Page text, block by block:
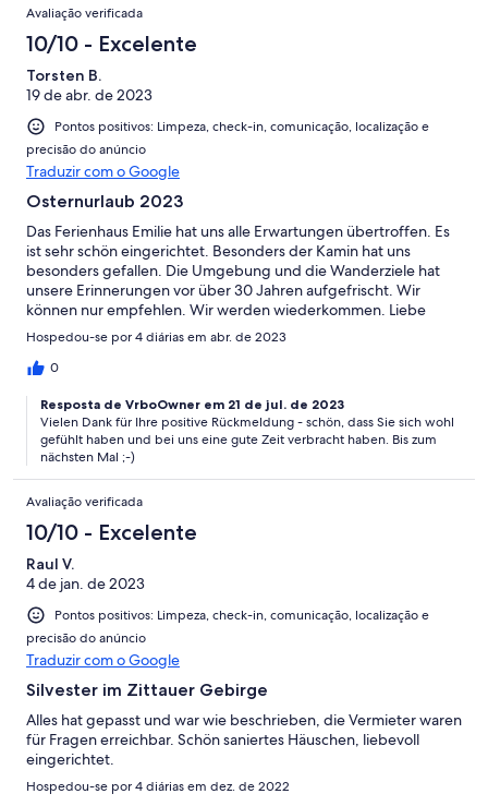
Avaliação verificada
10/10 - Excelente
Torsten B.
19 de abr. de 2023
Pontos positivos: Limpeza, check-in, comunicação, localização e
precisão do anúncio
Traduzir com o Google
Osternurlaub 2023
Das Ferienhaus Emilie hat uns alle Erwartungen übertroffen. Es
ist sehr schön eingerichtet. Besonders der Kamin hat uns
besonders gefallen. Die Umgebung und die Wanderziele hat
unsere Erinnerungen vor über 30 Jahren aufgefrischt. Wir
können nur empfehlen. Wir werden wiederkommen. Liebe
Grüße Simona & Torsten.
Hospedou-se por 4 diárias em abr. de 2023
0
Resposta de VrboOwner em 21 de jul. de 2023
Vielen Dank für Ihre positive Rückmeldung - schön, dass Sie sich wohl
gefühlt haben und bei uns eine gute Zeit verbracht haben. Bis zum
nächsten Mal ;-)
Avaliação verificada
10/10 - Excelente
Raul V.
4 de jan. de 2023
Pontos positivos: Limpeza, check-in, comunicação, localização e
precisão do anúncio
Traduzir com o Google
Silvester im Zittauer Gebirge
Alles hat gepasst und war wie beschrieben, die Vermieter waren
für Fragen erreichbar. Schön saniertes Häuschen, liebevoll
eingerichtet.
Hospedou-se por 4 diárias em dez. de 2022